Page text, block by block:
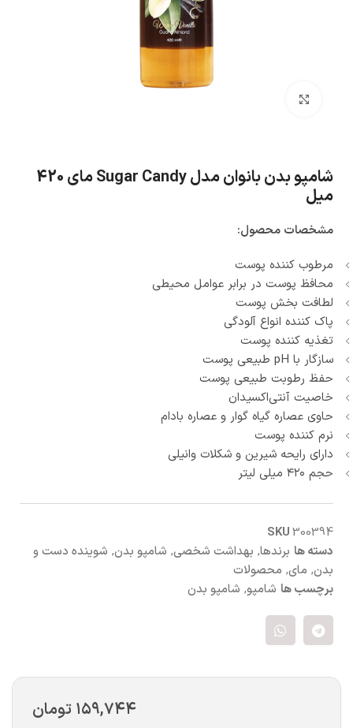
شامپو بدن بانوان مدل Sugar Candy مای 420
میل
مشخصات محصول:
مرطوب کننده پوست
محافظ پوست در برابر عوامل محیطی
لطافت بخش پوست
پاک کننده انواع آلودگی
تغذیه کننده پوست
سازگار با pH طبیعی پوست
حفظ رطوبت طبیعی پوست
خاصیت آنتی‌اکسیدان
حاوی عصاره گیاه گوار و عصاره بادام
نرم کننده پوست
دارای رایحه شیرین و شکلات وانیلی
حجم ۴۲۰ میلی لیتر
SKU300394
دسته ها برندها, بهداشت شخصی, شامپو بدن, شوینده دست و
بدن, مای, محصولات
برچسب ها شامپو, شامپو بدن
۱۵۹,۷۴۴ تومان